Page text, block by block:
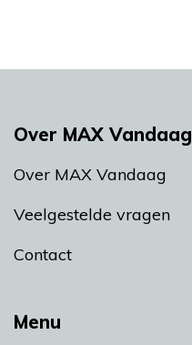
Menu
Over MAX Vandaag
Over MAX Vandaag
Veelgestelde vragen
Contact